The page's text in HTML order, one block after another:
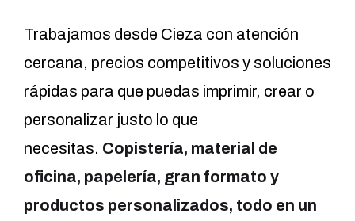
Trabajamos desde Cieza con atención
cercana, precios competitivos y soluciones
rápidas para que puedas imprimir, crear o
personalizar justo lo que
necesitas. Copistería, material de
oficina, papelería, gran formato y
productos personalizados, todo en un